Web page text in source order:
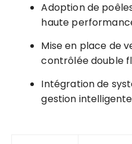
Adoption de
haute
Mise en place de
contrôlée double
Intégration de
gestion